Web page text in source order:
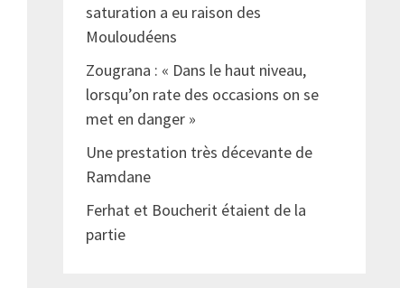
saturation a eu raison des
Mouloudéens
Zougrana : « Dans le haut niveau,
lorsqu’on rate des occasions on se
met en danger »
Une prestation très décevante de
Ramdane
Ferhat et Boucherit étaient de la
partie